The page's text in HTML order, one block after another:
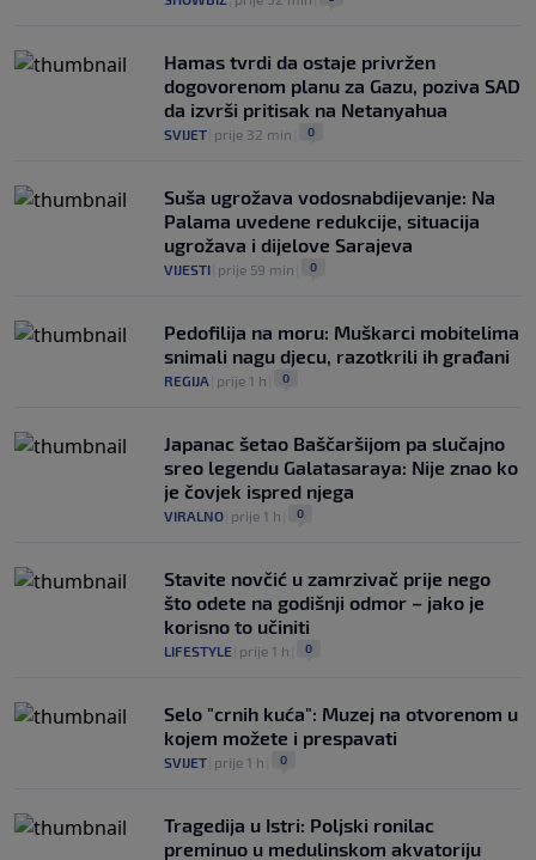
Hamas tvrdi da ostaje privržen
dogovorenom planu za Gazu, poziva SAD
da izvrši pritisak na Netanyahua
SVIJET prije 32 min 0
Suša ugrožava vodosnabdijevanje: Na
Palama uvedene redukcije, situacija
ugrožava i dijelove Sarajeva
VIJESTI prije 59 min 0
Pedofilija na moru: Muškarci mobitelima
snimali nagu djecu, razotkrili ih građani
REGIJA prije 1 h 0
Japanac šetao Baščaršijom pa slučajno
sreo legendu Galatasaraya: Nije znao ko
je čovjek ispred njega
VIRALNO prije 1 h 0
Stavite novčić u zamrzivač prije nego
što odete na godišnji odmor – jako je
korisno to učiniti
LIFESTYLE prije 1 h 0
Selo "crnih kuća": Muzej na otvorenom u
kojem možete i prespavati
SVIJET prije 1 h 0
Tragedija u Istri: Poljski ronilac
preminuo u medulinskom akvatoriju